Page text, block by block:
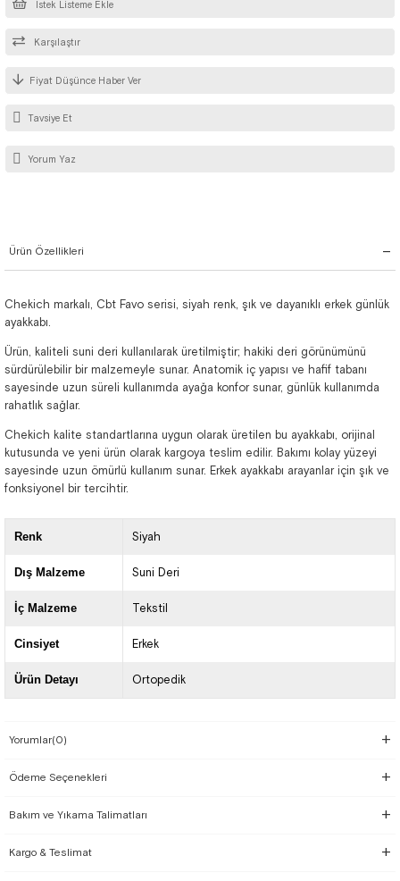
İstek Listeme Ekle
Karşılaştır
Fiyat Düşünce Haber Ver
Tavsiye Et
Yorum Yaz
Ürün Özellikleri
Chekich markalı, Cbt Favo serisi, siyah renk, şık ve dayanıklı erkek günlük
ayakkabı.
Ürün, kaliteli suni deri kullanılarak üretilmiştir; hakiki deri görünümünü
sürdürülebilir bir malzemeyle sunar. Anatomik iç yapısı ve hafif tabanı
sayesinde uzun süreli kullanımda ayağa konfor sunar, günlük kullanımda
rahatlık sağlar.
Chekich kalite standartlarına uygun olarak üretilen bu ayakkabı, orijinal
kutusunda ve yeni ürün olarak kargoya teslim edilir. Bakımı kolay yüzeyi
sayesinde uzun ömürlü kullanım sunar. Erkek ayakkabı arayanlar için şık ve
fonksiyonel bir tercihtir.
Renk Siyah
Dış Malzeme Suni Deri
İç Malzeme Tekstil
Cinsiyet Erkek
Ürün Detayı Ortopedik
Yorumlar(0)
Ödeme Seçenekleri
Bakım ve Yıkama Talimatları
Kargo & Teslimat